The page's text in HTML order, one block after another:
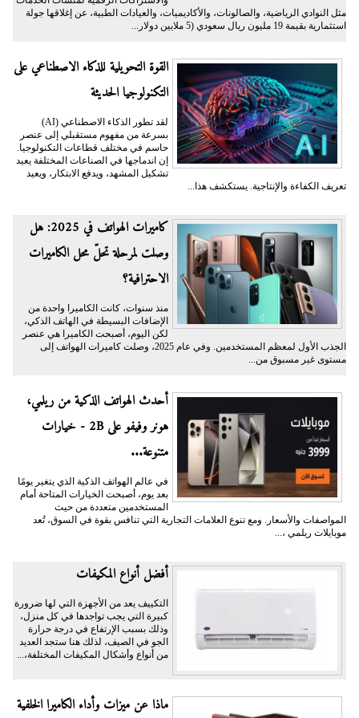
مثل النوادي الرياضية، والصالونات، والأكاديميات، والعيادات الطبية، عن إغلاقها جولة
استثمارية بقيمة 19 مليون ريال سعودي (5 ملايين دولار...
القوة التحويلية للذكاء الاصطناعي على
التكنولوجيا الحديثة
لقد تطور الذكاء الاصطناعي (AI)
بسرعة من مفهوم مستقبلي إلى عنصر
حاسم في مختلف قطاعات التكنولوجيا.
إن اندماجها في الصناعات المختلفة يعيد
تشكيل المشهد، ويدفع الابتكار، ويعيد
تعريف الكفاءة والإنتاجية. يستكشف هذا...
كاميرات الهواتف في 2025: هل
وصلت لمرحلة تحلّ محل الكاميرات
الاحترافية؟
منذ سنوات، كانت الكاميرا واحدة من
الإضافات البسيطة في الهاتف الذكي،
لكن اليوم، أصبحت الكاميرا هي عنصر
الجذب الأول لمعظم المستخدمين. وفي عام 2025، وصلت كاميرات الهواتف إلى
مستوى غير مسبوق من...
أحدث الهواتف الذكية من ريلمي،
هونر وفيفو على 2B - خيارات
متنوعة...
في عالم الهواتف الذكية الذي يتغير يومًا
بعد يوم، أصبحت الخيارات المتاحة أمام
المستخدمين متعددة من حيث
المواصفات والأسعار. ومع تنوع العلامات التجارية التي تنافس بقوة في السوق، تُعد
موبايلات ريلمي ،...
أفضل أنواع المكيفات
التكييف يعد من الأجهزة التي لها ضرورة
كبيرة التي يجب تواجدها في كل منزل،
وذلك بسبب الإرتفاع في درجة حرارة
الجو في الصيف، لذلك هنا ستجد العديد
من أنواع وأشكال المكيفات المختلفة،...
ماذا عن ميزات وأداء الكاميرا الخلفية